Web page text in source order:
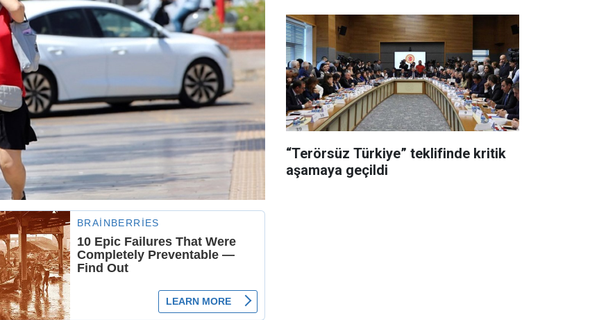
“Terörsüz Türkiye” teklifinde kritik
aşamaya geçildi